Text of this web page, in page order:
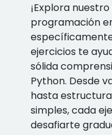
¡Explora
programación
ejercicios te
sólida
Python. Desde
hasta
simples, cada
desafiarte